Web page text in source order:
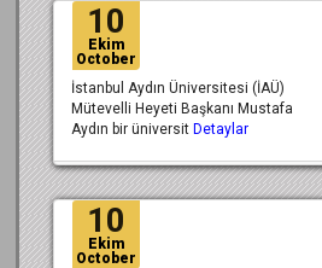
10
Ekim
October
İstanbul Aydın Üniversitesi (İAÜ)
Mütevelli Heyeti Başkanı Mustafa
Aydın bir üniversit Detaylar
10
Ekim
October